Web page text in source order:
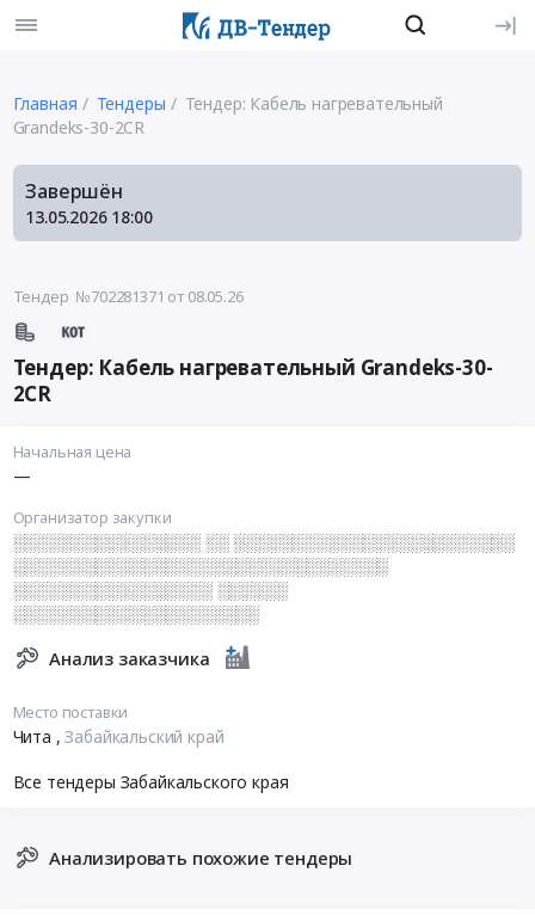
Главная Тендеры
Тендер: Кабель нагревательный
Grandeks-30-2CR
Завершён
13.05.2026 18:00
Тендер №702281371 от 08.05.26
Тендер: Кабель нагревательный Grandeks-30-
2CR
Начальная цена
—
Организатор закупки
░░░░░░░░░░░░░░░░ ░░ ░░░░░░░░░░░░░░░░░░░░░░░░
░░░░░░░░░░░░░░░░░░░░░░░░░░░░░░░░
░░░░░░░░░░░░░░░░░ ░░░░░░
░░░░░░░░░░░░░░░░░░░░░
Анализ заказчика
Место поставки
Чита ,Забайкальский край
Все тендеры Забайкальского края
Анализировать похожие тендеры